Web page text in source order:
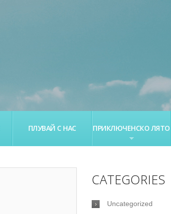
ПЛУВАЙ С НАС ПРИКЛЮЧЕНСКО ЛЯТО
CATEGORIES
Uncategorized